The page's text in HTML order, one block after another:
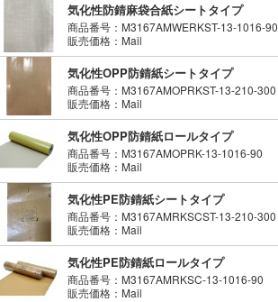
気化性防錆麻袋合紙シートタイプ
商品番号：M3167AMWERKST-13-1016-90
販売価格：Mail
気化性OPP防錆紙シートタイプ
商品番号：M3167AMOPRKST-13-210-300
販売価格：Mail
気化性OPP防錆紙ロールタイプ
商品番号：M3167AMOPRK-13-1016-90
販売価格：Mail
気化性PE防錆紙シートタイプ
商品番号：M3167AMRKSCST-13-210-300
販売価格：Mail
気化性PE防錆紙ロールタイプ
商品番号：M3167AMRKSC-13-1016-90
販売価格：Mail